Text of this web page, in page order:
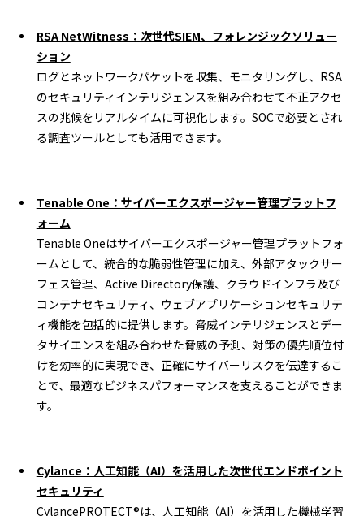
RSA NetWitness：次世代SIEM、フォレンジックソリュー
ション
ログとネットワークパケットを収集、モニタリングし、RSA
のセキュリティインテリジェンスを組み合わせて不正アクセ
スの兆候をリアルタイムに可視化します。SOCで必要とされ
る調査ツールとしても活用できます。
Tenable One：サイバーエクスポージャー管理プラットフ
ォーム
Tenable Oneはサイバーエクスポージャー管理プラットフォ
ームとして、統合的な脆弱性管理に加え、外部アタックサー
フェス管理、Active Directory保護、クラウドインフラ及び
コンテナセキュリティ、ウェブアプリケーションセキュリテ
ィ機能を包括的に提供します。脅威インテリジェンスとデー
タサイエンスを組み合わせた脅威の予測、対策の優先順位付
けを効率的に実現でき、正確にサイバーリスクを伝達するこ
とで、最適なビジネスパフォーマンスを支えることができま
す。
Cylance：人工知能（AI）を活用した次世代エンドポイント
セキュリティ
CylancePROTECT®は、人工知能（AI）を活用した機械学習